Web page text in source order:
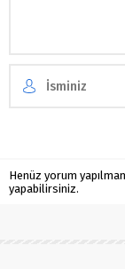
Henüz yorum
yapabilirsiniz.